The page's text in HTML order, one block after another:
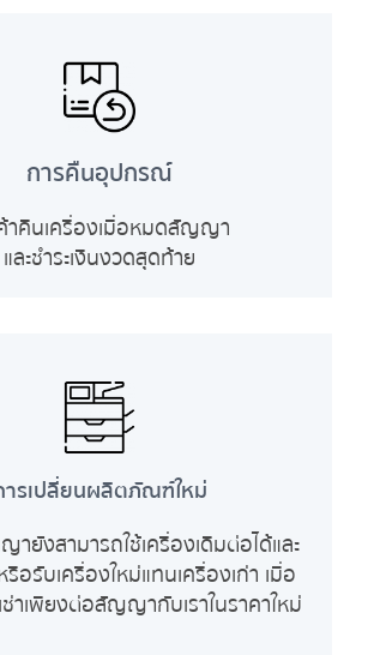
การคืนอุปกรณ์
าคืนเครื่องเมื่อหมดสัญญา
และชำระเงินงวดสุดท้าย
ารเปลี่ยนผลิตภัณฑ์ใหม่
ยังสามารถใช้เครื่องเดิมต่อได้และ
รือรับเครื่องใหม่แทนเครื่องเก่า เมื่อ
เพียงต่อสัญญากับเราในราคาใหม่